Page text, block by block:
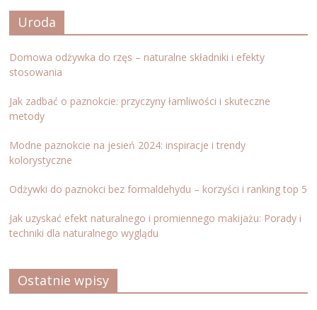
Uroda
Domowa odżywka do rzęs – naturalne składniki i efekty
stosowania
Jak zadbać o paznokcie: przyczyny łamliwości i skuteczne
metody
Modne paznokcie na jesień 2024: inspiracje i trendy
kolorystyczne
Odżywki do paznokci bez formaldehydu – korzyści i ranking top 5
Jak uzyskać efekt naturalnego i promiennego makijażu: Porady i
techniki dla naturalnego wyglądu
Ostatnie wpisy